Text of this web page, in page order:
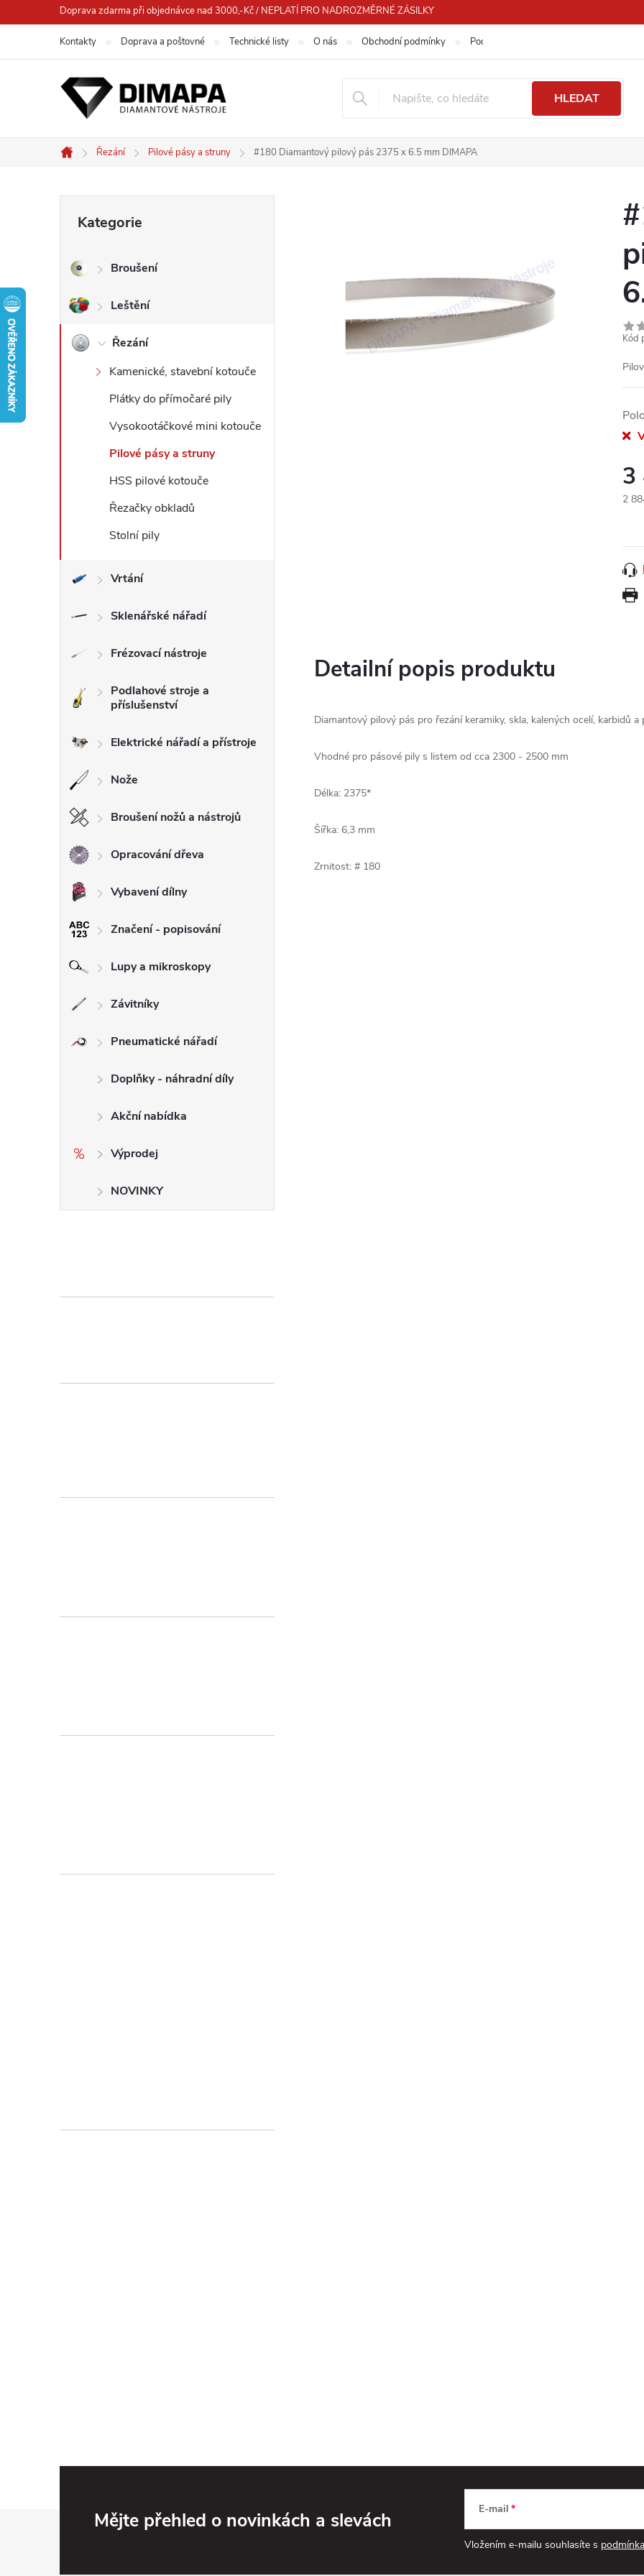
na
Doprava zdarma při objednávce nad 3000,-Kč / NEPLATÍ PRO NADROZMĚRNÉ ZÁSILKY
Kontakty Doprava a poštovné Technické listy O nás Obchodní podmínky Podmínky ochrany osobních údajů
HLEDAT
Domů
Řezání Pilové pásy a struny #180 Diamantový pilový pás 2375 x 6.5 mm DIMAPA
s
t
a
n
kategorie
Kategorie
Broušení
Leštění
Řezání
Kamenické, stavební kotouče
Plátky do přímočaré pily
Vysokootáčkové mini kotouče
Pilové pásy a struny
HSS pilové kotouče
Řezačky obkladů
Stolní pily
Vrtání
Sklenářské nářadí
Frézovací nástroje
Podlahové stroje a
příslušenství
Elektrické nářadí a přístroje
Nože
Broušení nožů a nástrojů
Opracování dřeva
Vybavení dílny
Značení - popisování
Lupy a mikroskopy
Závitníky
Pneumatické nářadí
Doplňky - náhradní díly
Akční nabídka
Výprodej
NOVINKY
Kód
3
2
Detailní popis produktu
Diamantový pilový pás pro řezání keramiky, skla, kalených ocelí, karbidů a
Vhodné pro pásové pily s listem od cca 2300 - 2500 mm
Délka: 2375*
Šířka: 6,3 mm
Zrnitost: # 180
Mějte přehled o novinkách a slevách E-mail
Vložením e-mailu souhlasíte s